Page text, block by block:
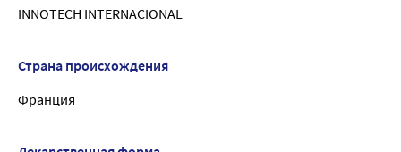
INNOTECH INTERNACIONAL
Страна происхождения
Франция